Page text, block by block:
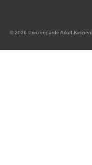
© 2026 Prinzengarde Arloff-